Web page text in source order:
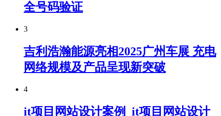
全号码验证
3
吉利浩瀚能源亮相2025广州车展 充电
网络规模及产品呈现新突破
4
it项目网站设计案例_it项目网站设计